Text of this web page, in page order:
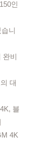
인
니
완비
대
블
4K